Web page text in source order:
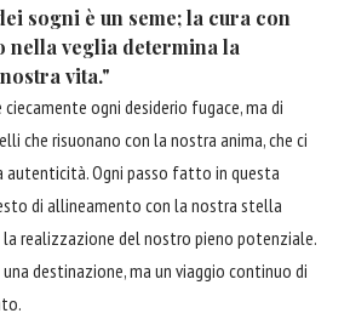
sogni è un seme; la cura con
nella veglia determina la
vita."
ogni desiderio fugace, ma di
che risuonano con la nostra anima, che ci
autenticità. Ogni passo fatto in questa
di allineamento con la nostra stella
la realizzazione del nostro pieno potenziale.
destinazione, ma un viaggio continuo di